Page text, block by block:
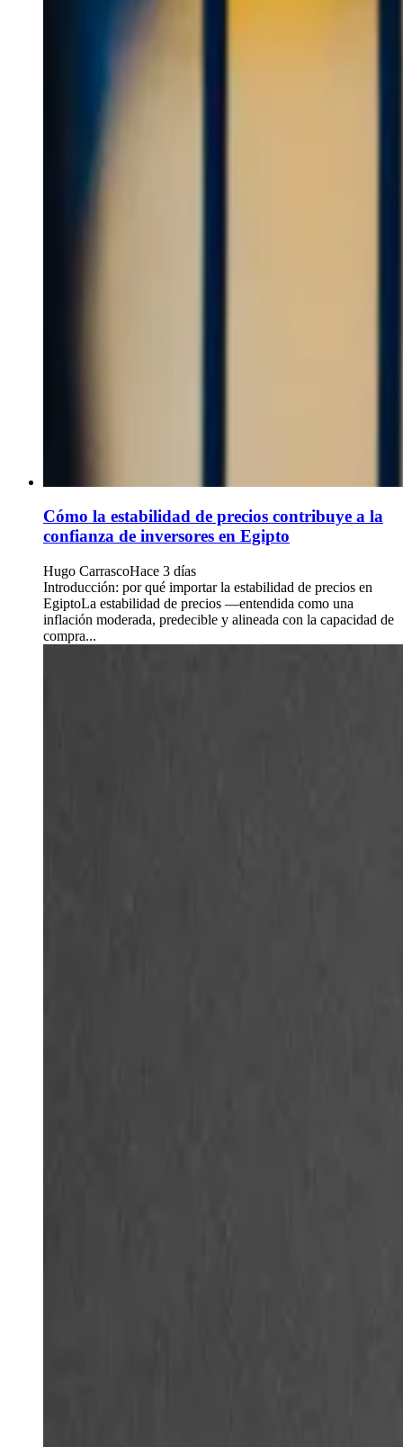
Cómo la estabilidad de precios contribuye a la
confianza de inversores en Egipto
Hugo CarrascoHace 3 días
Introducción: por qué importar la estabilidad de precios en
EgiptoLa estabilidad de precios —entendida como una
inflación moderada, predecible y alineada con la capacidad de
compra...